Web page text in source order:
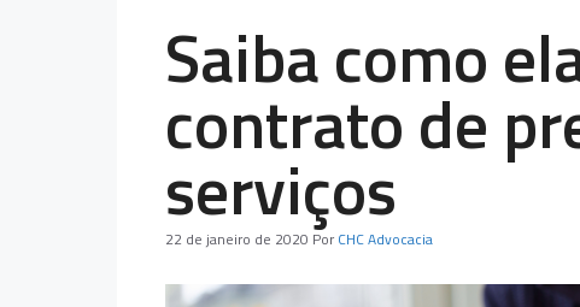
Saiba como
contrato de
serviços
22 de janeiro de 2020 Por CHC Advocacia